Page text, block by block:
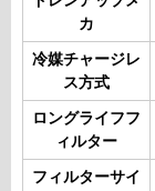
カ
冷媒チャージレ
ス方式
ロングライフフ
ィルター
フィルターサイ